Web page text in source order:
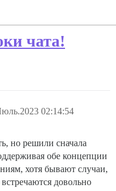
чата!
02:14:54
но решили сначала
обе концепции
хотя бывают случаи,
довольно